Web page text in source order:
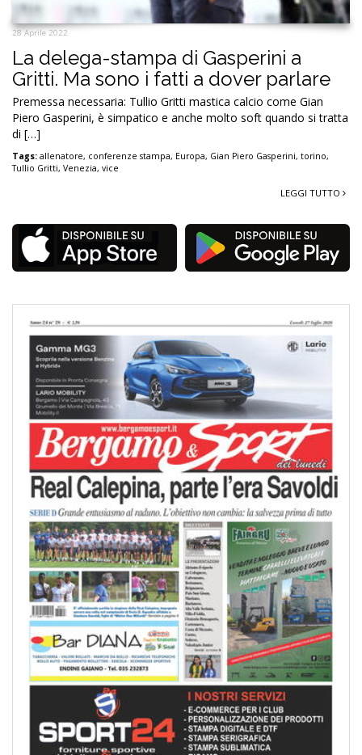
28 Aprile 2022
La delega-stampa di Gasperini a
Gritti. Ma sono i fatti a dover parlare
Premessa necessaria: Tullio Gritti mastica calcio come Gian
Piero Gasperini, è simpatico e anche molto soft quando si tratta
di […]
Tags: allenatore, conferenze stampa, Europa, Gian Piero Gasperini, torino,
Tullio Gritti, Venezia, vice
LEGGI TUTTO